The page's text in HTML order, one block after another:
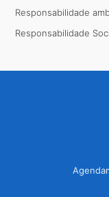
Responsabilidade
Responsabilidade